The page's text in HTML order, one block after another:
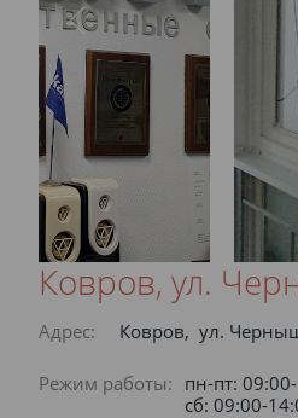
Ковров, ул.
Адрес: Ковров, ул.
Режим работы: пн-пт:
сб: 09:00-